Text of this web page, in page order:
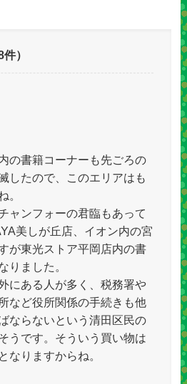
件）
の書籍コーナーも先ごろの
したので、このエリアはも
。
ャンフォーの君臨もあって
美しが丘店、イオン内の宮
が東光ストア平岡店内の書
りました。
にある人が多く、税務署や
など役所関係の手続きも他
ならないという清田区民の
うです。そういう買い物は
りますからね。